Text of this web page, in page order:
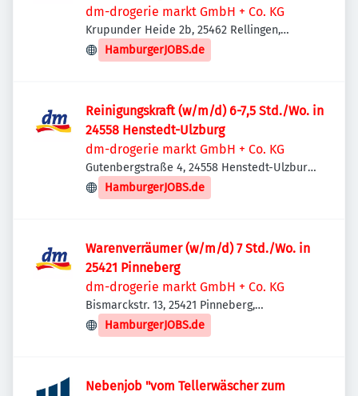
dm-drogerie markt GmbH + Co. KG
Krupunder Heide 2b, 25462 Rellingen,
Deutschland
HamburgerJOBS.de
Reinigungskraft (w/m/d) 6-7,5 Std./Wo. in
24558 Henstedt-Ulzburg
dm-drogerie markt GmbH + Co. KG
Gutenbergstraße 4, 24558 Henstedt-Ulzburg,
Deutschland
HamburgerJOBS.de
Warenverräumer (w/m/d) 7 Std./Wo. in
25421 Pinneberg
dm-drogerie markt GmbH + Co. KG
Bismarckstr. 13, 25421 Pinneberg,
Deutschland
HamburgerJOBS.de
Nebenjob "vom Tellerwäscher zum